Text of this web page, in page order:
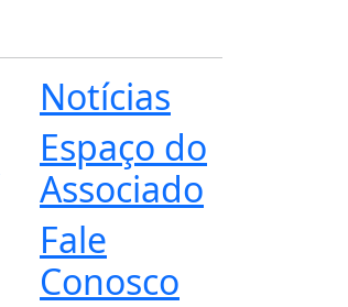
Notícias
Espaço do
Associado
Fale
Conosco